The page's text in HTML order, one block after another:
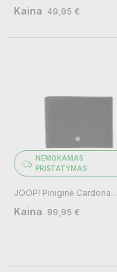
Kaina 49,95 €
NEMOKAMAS
PRISTATYMAS
JOOP! Piniginė Cardona...
Kaina 89,95 €